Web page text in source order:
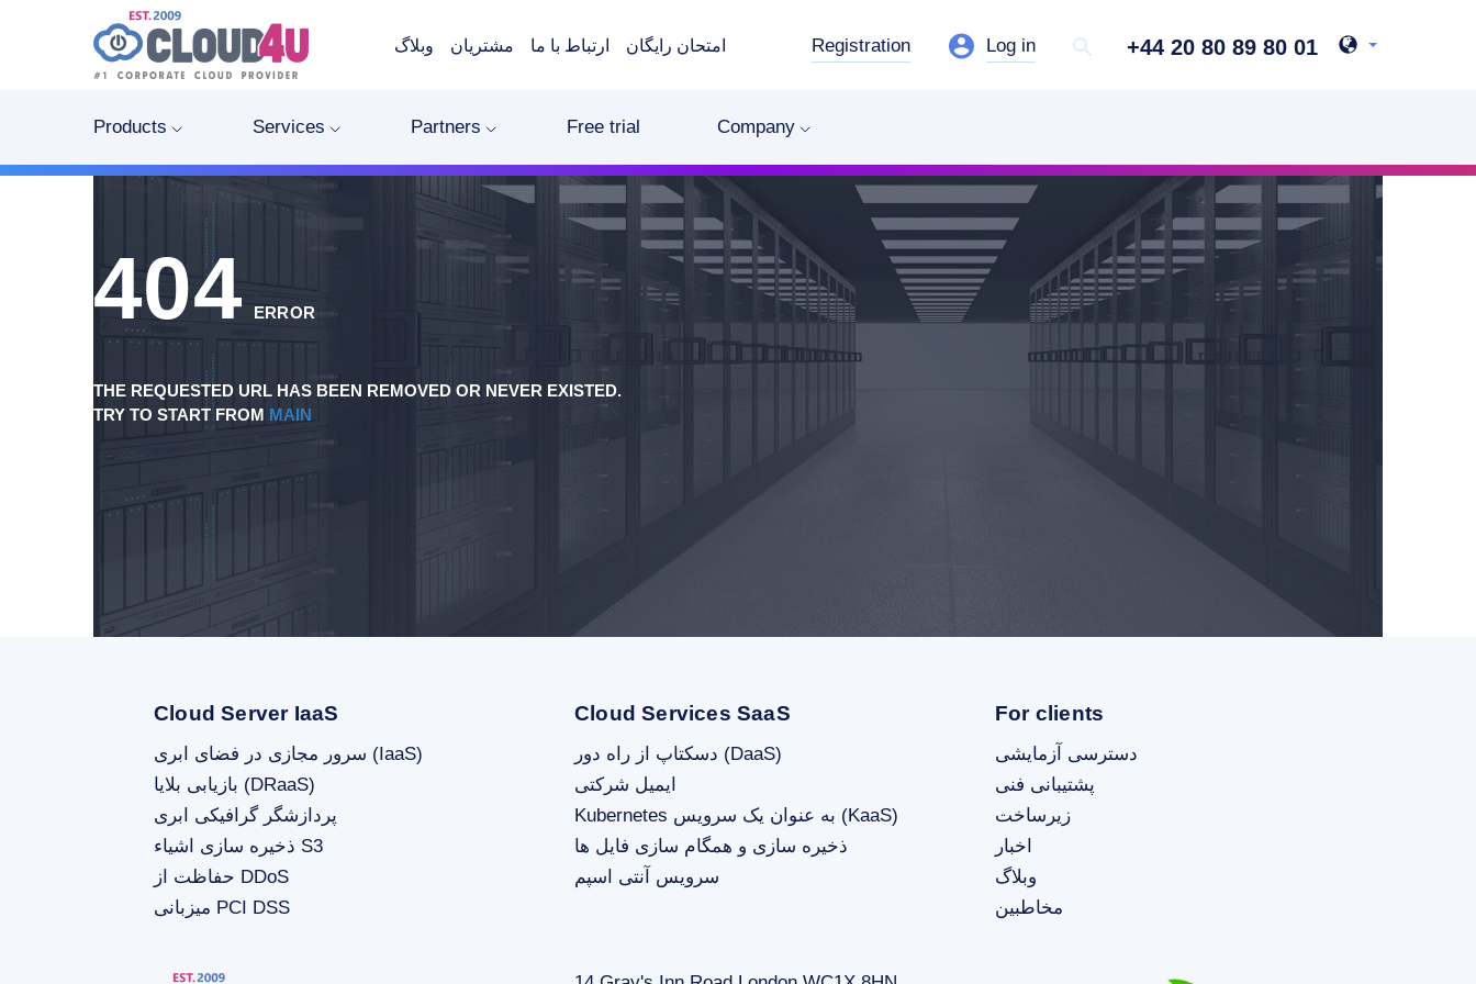
وبلاگ مشتریان ارتباط با ما امتحان رایگان Registration Log in +44 20 80 89 80 01
Products Services Partners Free trial Company
404 ERROR
THE REQUESTED URL HAS BEEN REMOVED OR NEVER EXISTED.
TRY TO START FROM MAIN
Cloud Server IaaS
سرور مجازی در فضای ابری (IaaS)
بازیابی بلایا (DRaaS)
پردازشگر گرافیکی ابری
ذخیره سازی اشیاء S3
حفاظت از DDoS
میزبانی PCI DSS
Cloud Services SaaS
دسکتاپ از راه دور (DaaS)
ایمیل شرکتی
Kubernetes به عنوان یک سرویس (KaaS)
ذخیره سازی و همگام سازی فایل ها
سرویس آنتی اسپم
For clients
دسترسی آزمایشی
پشتیبانی فنی
زیرساخت
اخبار
وبلاگ
مخاطبین